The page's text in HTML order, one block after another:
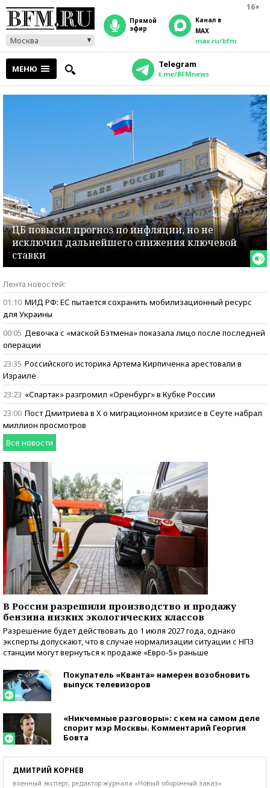
16+
Москва
прямой
эфир
Канал в
MAX
max.ru/bfm
МЕНЮ Telegram
t.me/BFMnews
ЦБ повысил прогноз по инфляции, но не
исключил дальнейшего снижения ключевой
ставки
ищем героев
Лента новостей:
01:10 МИД РФ: ЕС пытается сохранить мобилизационный ресурс
для Украины
00:05 Девочка с «маской Бэтмена» показала лицо после последней
операции
23:35 Российского историка Артема Кирпиченка арестовали в
Израиле
23:23 «Спартак» разгромил «Оренбург» в Кубке России
23:00 Пост Дмитриева в X о миграционном кризисе в Сеуте набрал
миллион просмотров
Все новости
В России разрешили производство и продажу
бензина низких экологических классов
Разрешение будет действовать до 1 июля 2027 года, однако
эксперты допускают, что в случае нормализации ситуации с НПЗ
станции могут вернуться к продаже «Евро-5» раньше
Покупатель «Кванта» намерен возобновить
выпуск телевизоров
«Никчемные разговоры»: с кем на самом деле
спорит мэр Москвы. Комментарий Георгия
Бовта
ДМИТРИЙ КОРНЕВ
военный эксперт, редактор журнала «Новый оборонный заказ»